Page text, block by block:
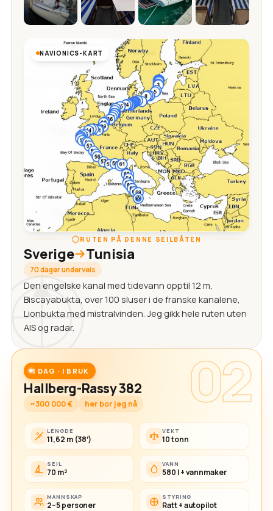
NAVIONICS-KART
RUTEN PÅ DENNE SEILBÅTEN
Sverige Tunisia
70 dager underveis
Den engelske kanal med tidevann opptil 12 m,
Biscayabukta, over 100 sluser i de franske kanalene,
Lionbukta med mistralvinden. Jeg gikk hele ruten uten
AIS og radar.
02
I DAG · I BRUK
Hallberg-Rassy 382
~300 000 € her bor jeg nå
LENGDE
11,62 m (38′)
VEKT
10 tonn
SEIL
70 m²
VANN
580 l + vannmaker
MANNSKAP
2–5 personer
STYRING
Ratt + autopilot